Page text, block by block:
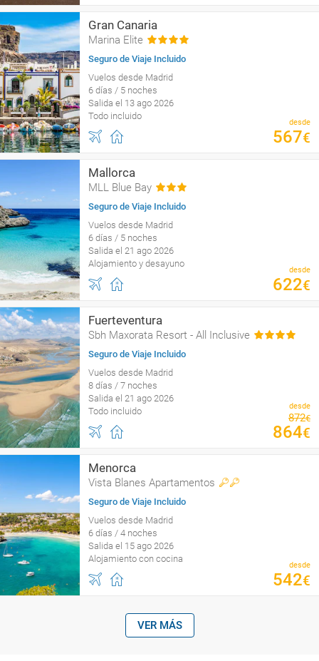
Gran Canaria
Marina Elite
Seguro de Viaje Incluido
Vuelos desde Madrid
6 días / 5 noches
Salida el 13 ago 2026
Todo incluido
desde
567€
Mallorca
MLL Blue Bay
Seguro de Viaje Incluido
Vuelos desde Madrid
6 días / 5 noches
Salida el 21 ago 2026
Alojamiento y desayuno
desde
622€
Fuerteventura
Sbh Maxorata Resort - All Inclusive
Seguro de Viaje Incluido
Vuelos desde Madrid
8 días / 7 noches
Salida el 21 ago 2026
Todo incluido
desde
872€
864€
Menorca
Vista Blanes Apartamentos
Seguro de Viaje Incluido
Vuelos desde Madrid
6 días / 4 noches
Salida el 15 ago 2026
Alojamiento con cocina
desde
542€
VER MÁS